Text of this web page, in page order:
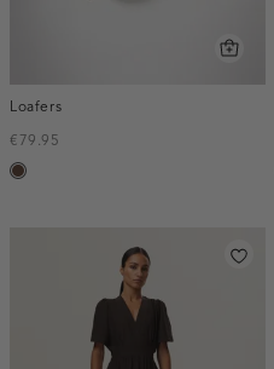
Loafers
€79.95
donkerbruin